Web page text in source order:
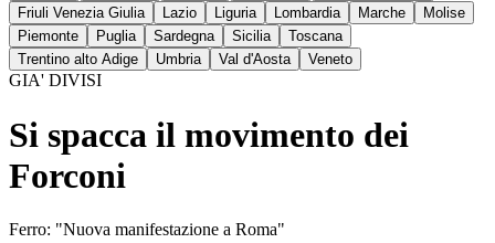
Friuli Venezia Giulia
Lazio Liguria Lombardia Marche
Molise
Piemonte
Puglia Sardegna Sicilia
Toscana
Trentino alto Adige
Umbria Val d'Aosta Veneto
GIA' DIVISI
Si spacca il movimento dei
Forconi
Ferro: "Nuova manifestazione a Roma"